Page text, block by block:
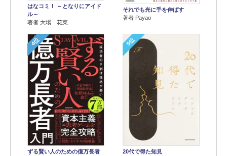
はなコミ！ ～となりにアイド
ル～
著者 大場 花菜
それでも光に手を伸ばす
著者 Payao
4位
ずる賢い人のための億万長者
5位
20代で得た知見